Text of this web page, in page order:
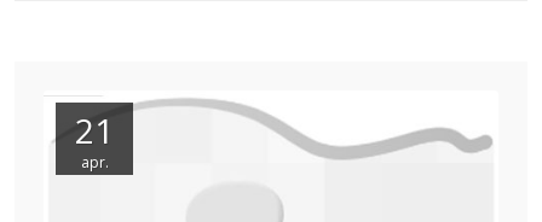
21
apr.